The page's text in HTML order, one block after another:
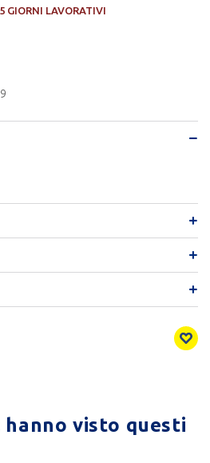
GIORNI LAVORATIVI
visto questi